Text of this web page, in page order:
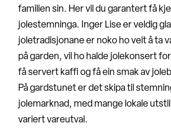
familien sin. Her vil du garantert få
jolestemninga. Inger Lise er veldig
joletradisjonane er noko ho veit å ta
på garden, vil ho halde jolekonsert
få servert kaffi og få ein smak av
På gardstunet er det skipa til
jolemarknad, med mange lokale
variert vareutval.